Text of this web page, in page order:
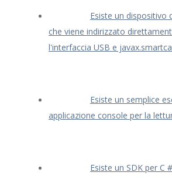
Esiste un dispositivo
che viene indirizzato
l'interfaccia USB e
Esiste un semplice
applicazione console per la
Esiste un SDK per C